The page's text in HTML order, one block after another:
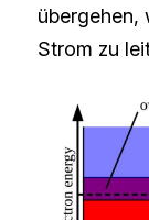
übergehen,
Strom zu